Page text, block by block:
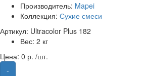
Производитель: Mapei
Коллекция: Сухие смеси
Артикул: Ultracolor Plus 182
Вес: 2 кг
Цена: 0 р. /шт.
-